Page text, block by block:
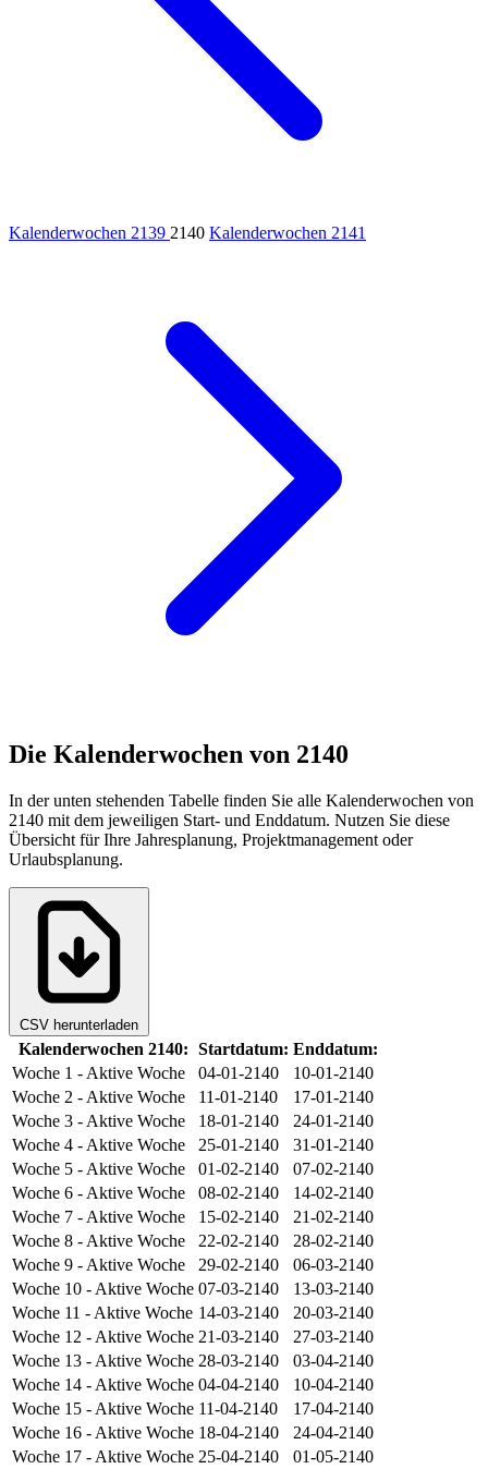
Kalenderwochen 2139 2140 Kalenderwochen 2141
Die Kalenderwochen von 2140
In der unten stehenden Tabelle finden Sie alle Kalenderwochen von
2140 mit dem jeweiligen Start- und Enddatum. Nutzen Sie diese
Übersicht für Ihre Jahresplanung, Projektmanagement oder
Urlaubsplanung.
CSV herunterladen
Kalenderwochen 2140: Startdatum: Enddatum:
Woche 1 - Aktive Woche 04-01-2140
10-01-2140
Woche 2 - Aktive Woche 11-01-2140
17-01-2140
Woche 3 - Aktive Woche 18-01-2140
24-01-2140
Woche 4 - Aktive Woche 25-01-2140
31-01-2140
Woche 5 - Aktive Woche 01-02-2140
07-02-2140
Woche 6 - Aktive Woche 08-02-2140
14-02-2140
Woche 7 - Aktive Woche 15-02-2140
21-02-2140
Woche 8 - Aktive Woche 22-02-2140
28-02-2140
Woche 9 - Aktive Woche 29-02-2140
06-03-2140
Woche 10 - Aktive Woche 07-03-2140
13-03-2140
Woche 11 - Aktive Woche 14-03-2140
20-03-2140
Woche 12 - Aktive Woche 21-03-2140
27-03-2140
Woche 13 - Aktive Woche 28-03-2140
03-04-2140
Woche 14 - Aktive Woche 04-04-2140
10-04-2140
Woche 15 - Aktive Woche 11-04-2140
17-04-2140
Woche 16 - Aktive Woche 18-04-2140
24-04-2140
Woche 17 - Aktive Woche 25-04-2140
01-05-2140